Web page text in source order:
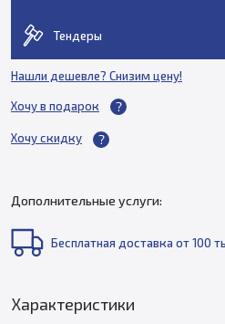
Тендеры
Нашли дешевле? Снизим цену!
Хочу в подарок
Хочу скидку
Дополнительные услуги:
Бесплатная доставка от 100
Характеристики